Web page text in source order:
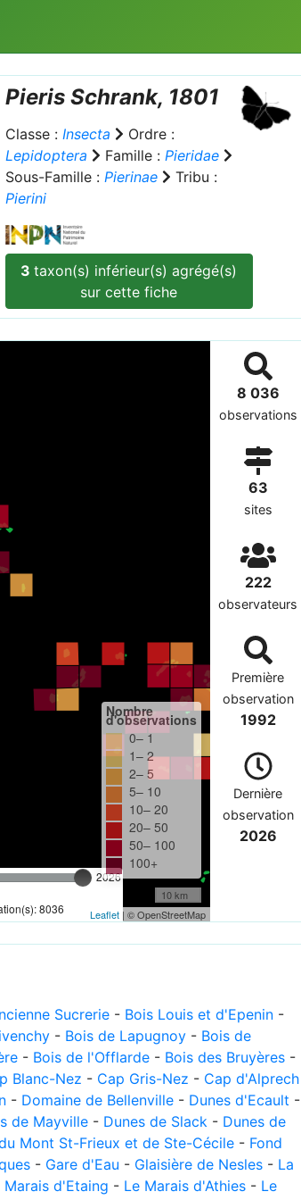
PierisSchrank, 1801
Classe : Insecta
Ordre :
Lepidoptera
Famille : Pieridae
Sous-Famille : Pierinae
Tribu :
Pierini
3taxon(s) inférieur(s) agrégé(s)
sur cette fiche
2026
8036
Nombre
d'observations
0– 1
1– 2
2– 5
5– 10
10– 20
20– 50
50– 100
100+
10 km
Leaflet| © OpenStreetMap
8 036
observations
63
sites
222
observateurs
Première
observation
1992
Dernière
observation
2026
Sucrerie - Bois Louis et d'Epenin -
- Bois de Lapugnoy - Bois de
- Bois de l'Offlarde - Bois des Bruyères -
Blanc-Nez - Cap Gris-Nez - Cap d'Alprech
- Domaine de Bellenville - Dunes d'Ecault -
de Mayville - Dunes de Slack - Dunes de
Mont St-Frieux et de Ste-Cécile - Fond
- Gare d'Eau - Glaisière de Nesles - La
Marais d'Etaing - Le Marais d'Athies - Le